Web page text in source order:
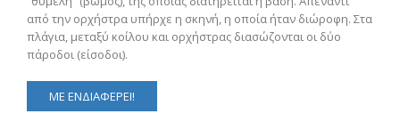
από την ορχήστρα υπήρχε η σκηνή, η οποία ήταν διώροφη. Στα
πλάγια, μεταξύ κοίλου και ορχήστρας διασώζονται οι δύο
πάροδοι (είσοδοι).
ΜΕ ΕΝΔΙΑΦΕΡΕΙ!